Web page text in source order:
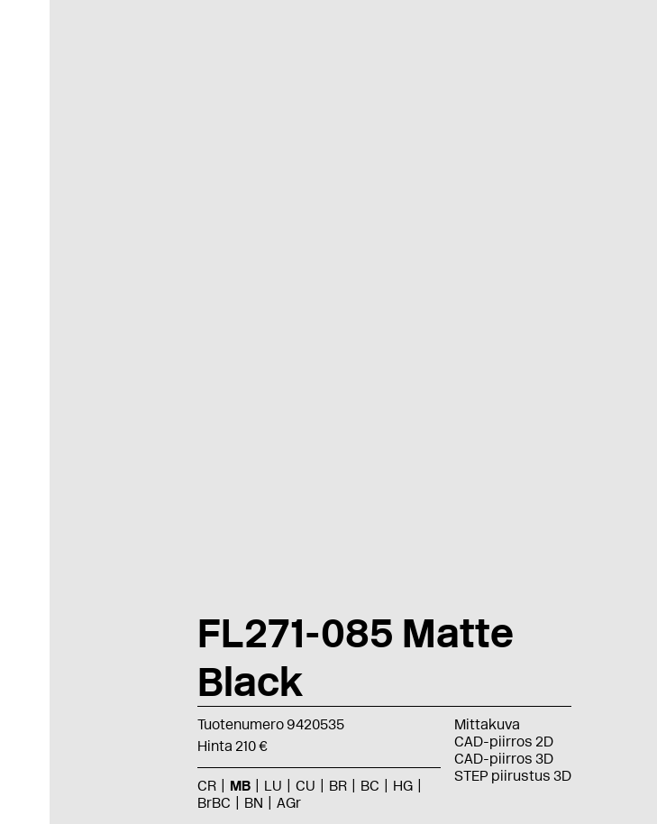
FL271-085 Matte
Black
Tuotenumero 9420535
Hinta 210 €
CR MB LU CU BR BC
HG
BrBC
BN AGr
Mittakuva
CAD-piirros 2D
CAD-piirros 3D
STEP piirustus 3D